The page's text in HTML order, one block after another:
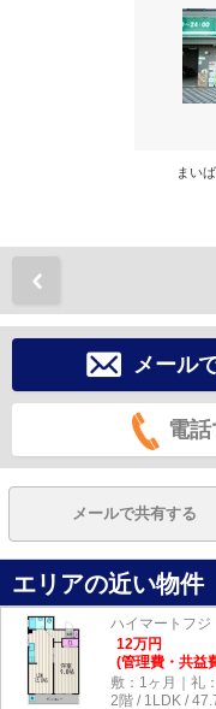
まい
メール
電
メールで共有する
エリアの近い物件
ハイマートフジ
12万円
(管理費・共益
敷：1ヶ月｜礼
2階 / 1LDK /